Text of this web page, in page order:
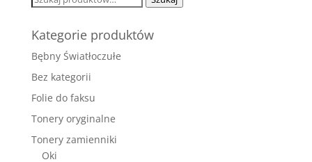
Kategorie produktów
Bębny Światłoczułe
Bez kategorii
Folie do faksu
Tonery oryginalne
Tonery zamienniki
Oki